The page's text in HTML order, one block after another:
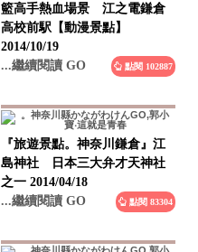
高校前駅【動漫景點】
2014/10/19
...繼續閱讀 GO
『旅遊景點。神奈川鎌倉』江
島神社 日本三大弁才天神社
之一 2014/04/18
...繼續閱讀 GO